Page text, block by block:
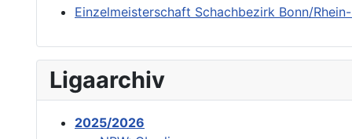
Einzelmeisterschaft Schachbezirk Bonn/
Ligaarchiv
2025/2026